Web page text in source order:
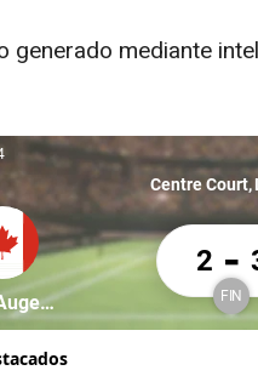
generado mediante
Centre Court
Félix Auger-Aliassime
Félix Auger-
2 -
FIN